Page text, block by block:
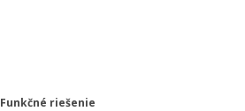
Funkčné riešenie